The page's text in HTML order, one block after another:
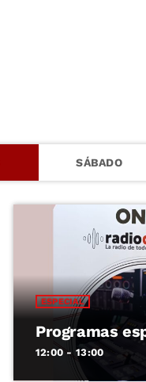
SÁBADO
ESPECIAL
Programas
12:00 - 13:00